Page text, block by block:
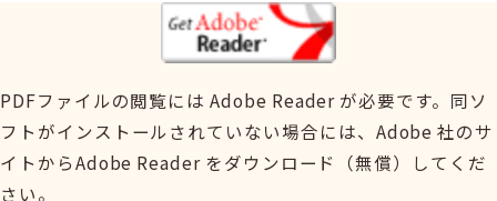
PDFファイルの閲覧には Adobe Reader が必要です。同ソ
フトがインストールされていない場合には、Adobe 社のサ
イトからAdobe Reader をダウンロード（無償）してくだ
さい。